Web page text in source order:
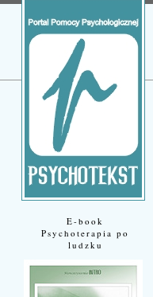
E-book
Psychoterapia po
ludzku